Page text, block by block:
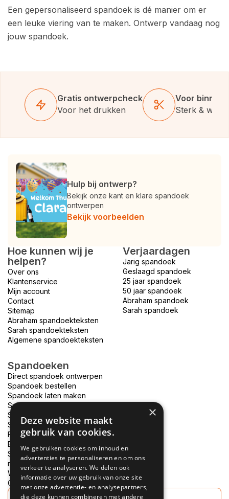
Een gepersonaliseerd spandoek is dé manier om er
een leuke viering van te maken. Ontwerp vandaag nog
jouw spandoek.
Gratis ontwerpcheck
Voor het drukken
Voor binnen
Sterk &
Hulp bij ontwerp?
Bekijk onze kant en klare spandoek
ontwerpen
Bekijk voorbeelden
Hoe kunnen wij je
helpen?
Over ons
Klantenservice
Mijn account
Contact
Sitemap
Abraham spandoekteksten
Sarah spandoekteksten
Algemene spandoekteksten
Verjaardagen
Jarig spandoek
Geslaagd spandoek
25 jaar spandoek
50 jaar spandoek
Abraham spandoek
Sarah spandoek
Spandoeken
Direct spandoek ontwerpen
Spandoek bestellen
Spandoek laten maken
Spandoek bedrukken
Spandoek drukken
Spandoek ontwerpen
Foto spandoek
Bouwhek spandoek
Spandoek bedrukken
morgen in huis
Welkom thuis spandoek
Goedkope spandoeken
×
Deze website maakt
gebruik van cookies.
We gebruiken cookies om inhoud en
advertenties te personaliseren en om ons
verkeer te analyseren. We delen ook
informatie over uw gebruik van onze site
met onze advertentie- en analysepartners,
die deze kunnen combineren met andere